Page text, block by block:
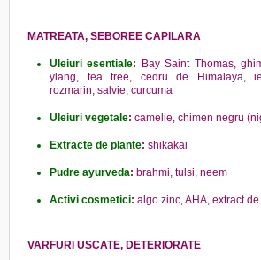
MATREATA, SEBOREE CAPILARA
Uleiuri esentiale:
Bay Saint Thomas,
ylang, tea tree, cedru de Himalaya,
rozmarin, salvie, curcuma
Uleiuri vegetale: camelie, chimen negru
Extracte de plante: shikakai
Pudre ayurveda: brahmi, tulsi, neem
Activi cosmetici: algo zinc, AHA, extract
VARFURI USCATE, DETERIORATE